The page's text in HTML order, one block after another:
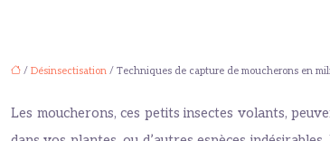
/ Désinsectisation / Techniques de capture de moucherons en
Les moucherons, ces petits insectes volants,